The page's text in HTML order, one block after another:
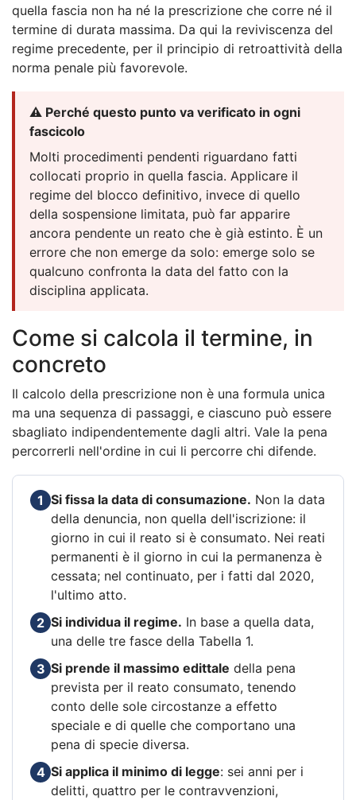
quella fascia non ha né la prescrizione che corre né il
termine di durata massima. Da qui la reviviscenza del
regime precedente, per il principio di retroattività della
norma penale più favorevole.
⚠️ Perché questo punto va verificato in ogni
fascicolo
Molti procedimenti pendenti riguardano fatti
collocati proprio in quella fascia. Applicare il
regime del blocco definitivo, invece di quello
della sospensione limitata, può far apparire
ancora pendente un reato che è già estinto. È un
errore che non emerge da solo: emerge solo se
qualcuno confronta la data del fatto con la
disciplina applicata.
Come si calcola il termine, in
concreto
Il calcolo della prescrizione non è una formula unica
ma una sequenza di passaggi, e ciascuno può essere
sbagliato indipendentemente dagli altri. Vale la pena
percorrerli nell'ordine in cui li percorre chi difende.
1 Si fissa la data di consumazione. Non la data
della denuncia, non quella dell'iscrizione: il
giorno in cui il reato si è consumato. Nei reati
permanenti è il giorno in cui la permanenza è
cessata; nel continuato, per i fatti dal 2020,
l'ultimo atto.
2 Si individua il regime. In base a quella data,
una delle tre fasce della Tabella 1.
3 Si prende il massimo edittale della pena
prevista per il reato consumato, tenendo
conto delle sole circostanze a effetto
speciale e di quelle che comportano una
pena di specie diversa.
4 Si applica il minimo di legge: sei anni per i
delitti, quattro per le contravvenzioni,